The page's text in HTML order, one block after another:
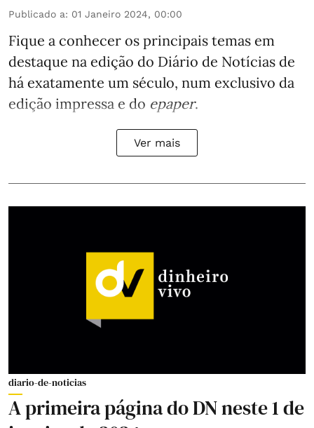
Publicado a: 01 Janeiro 2024, 00:00
Fique a conhecer os principais temas em
destaque na edição do Diário de Notícias de
há exatamente um século, num exclusivo da
edição impressa e do epaper.
Ver mais
diario-de-noticias
A primeira página do DN neste 1 de